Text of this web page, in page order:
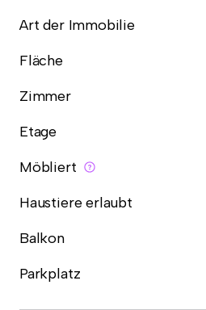
Art der Immobilie
Fläche
Zimmer
Etage
Möbliert
Haustiere erlaubt
Balkon
Parkplatz